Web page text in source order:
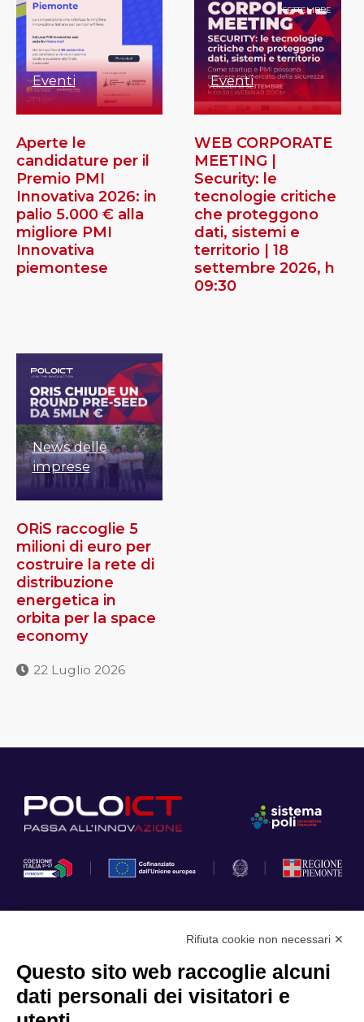
Eventi
Aperte le
candidature per il
Premio PMI
Innovativa 2026: in
palio 5.000 € alla
migliore PMI
Innovativa
piemontese
SETTEMBRE
Eventi
WEB CORPORATE
MEETING |
Security: le
tecnologie critiche
che proteggono
dati, sistemi e
territorio | 18
settembre 2026, h
09:30
News delle
imprese
ORiS raccoglie 5
milioni di euro per
costruire la rete di
distribuzione
energetica in
orbita per la space
economy
22 Luglio 2026
Cookie Policy
Scopri il Polo
Rifiuta cookie non necessari ✕
Questo sito web raccoglie alcuni
dati personali dei visitatori e